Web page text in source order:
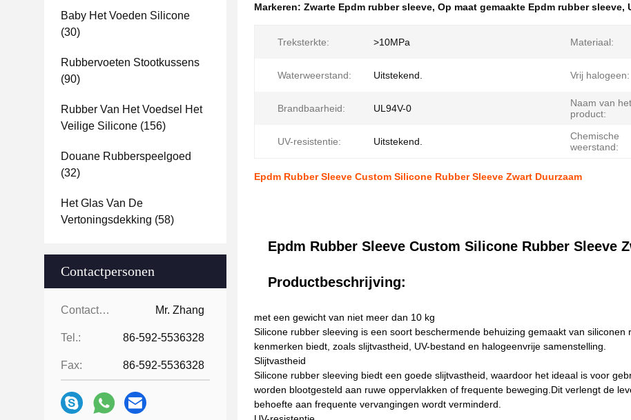
Baby Het Voeden Silicone
(30)
Rubbervoeten Stootkussens
(90)
Rubber Van Het Voedsel Het
Veilige Silicone (156)
Douane Rubberspeelgoed
(32)
Het Glas Van De
Vertoningsdekking (58)
Contactpersonen
Contactpersonen: Mr. Zhang
Tel.: 86-592-5536328
Fax: 86-592-5536328
Markeren: Zwarte Epdm rubber sleeve, Op maat gemaakte Epdm rubber sleeve,
Treksterkte: >10MPa Materiaal:
Waterweerstand: Uitstekend. Vrij halogeen:
Brandbaarheid: UL94V-0
Naam van het
product:
UV-resistentie: Uitstekend.
Chemische
weerstand:
Epdm Rubber Sleeve Custom Silicone Rubber Sleeve Zwart Duurzaam
Epdm Rubber Sleeve Custom Silicone Rubber Sleeve
Productbeschrijving:
met een gewicht van niet meer dan 10 kg
Silicone rubber sleeving is een soort beschermende behuizing gemaakt van
kenmerken biedt, zoals slijtvastheid, UV-bestand en halogeenvrije samenstelling.
Slijtvastheid
Silicone rubber sleeving biedt een goede slijtvastheid, waardoor het ideaal is voor
worden blootgesteld aan ruwe oppervlakken of frequente beweging.Dit verlengt de
behoefte aan frequente vervangingen wordt verminderd.